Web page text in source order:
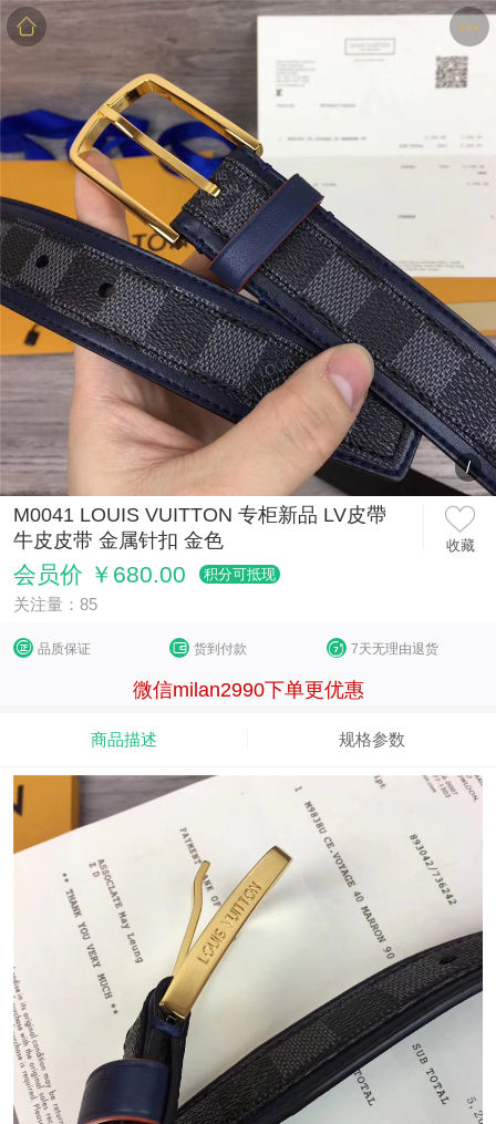
详情
/
M0041 LOUIS VUITTON 专柜新品 LV皮帶
牛皮皮带 金属针扣 金色
收藏
会员价 ￥680.00 积分可抵现
关注量：85
品质保证 货到付款 7天无理由退货
微信milan2990下单更优惠
商品描述 规格参数